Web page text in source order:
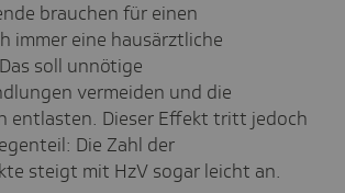
brauchen für einen
immer eine hausärztliche
soll unnötige
vermeiden und die
entlasten. Dieser Effekt tritt jedoch
Die Zahl der
steigt mit HzV sogar leicht an.